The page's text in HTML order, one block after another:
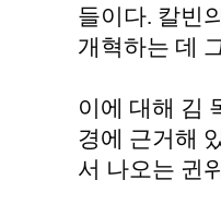
들이다. 칼빈
개혁하는 데
이에 대해 김
경에 근거해
서 나오는 귄